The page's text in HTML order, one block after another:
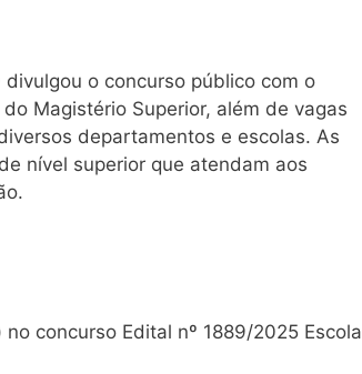
o concurso público com o
Magistério Superior, além de vagas
departamentos e escolas. As
nível superior que atendam aos
concurso Edital nº 1889/2025 Escola